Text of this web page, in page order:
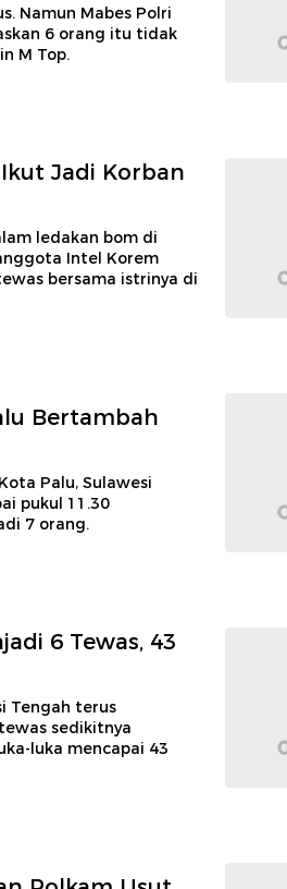
Namun Mabes Polri
6 orang itu tidak
M Top.
Jadi Korban
ledakan bom di
Intel Korem
bersama istrinya di
Bertambah
Palu, Sulawesi
pukul 11.30
7 orang.
6 Tewas, 43
Tengah terus
sedikitnya
luka mencapai 43